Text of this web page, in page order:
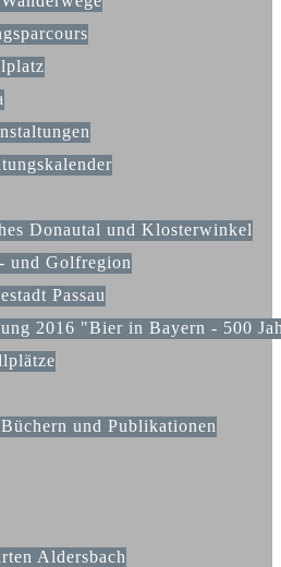
Donautal und Klosterwinkel
und Golfregion
Passau
2016 "Bier in Bayern - 500
und Publikationen
Aldersbach